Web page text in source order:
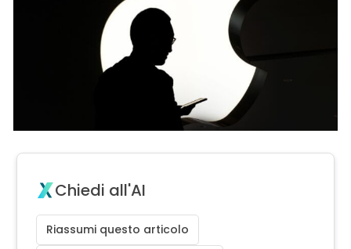
Chiedi all'AI
Riassumi questo articolo